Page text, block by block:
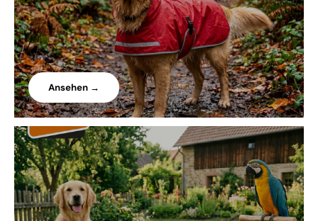
Ansehen →